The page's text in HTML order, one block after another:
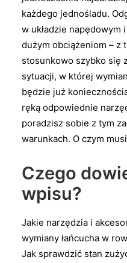
każdego jednośladu.
w układzie napędowym
dużym obciążeniom – z
stosunkowo szybko się
sytuacji, w której
będzie już
ręką odpowiednie
poradzisz sobie z tym
warunkach. O czym
Czego
wpisu?
Jakie narzędzia i
wymiany łańcucha w
Jak sprawdzić stan